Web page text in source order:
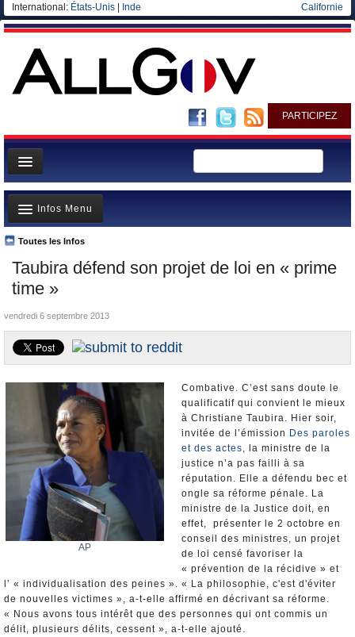
International: États-Unis Inde Californie
PARTICIPEZ
Page d'accueil
Infos
Gouvernement
Ministères/Directions
Blog
Elections européennes
Taubira défend son projet de loi en « prime
time »
Toutes les Infos
Infos Menu
A la Une
Polémiques
La France et le Monde
Nominations et Démissions
Elections européennes
Infos insolites
vendredi 6 septembre 2013
AP
Combative. C’est sans doute le
qualificatif qui convient le mieux
à Christiane Taubira. Hier soir,
invitée de l’émission Des paroles
et des actes, la ministre de la
justice n’a pas failli à sa
réputation. Elle a défendu bec et
ongle sa réforme pénale. La
ministre de la Justice doit, en
effet, présenter le 2 octobre en
conseil des ministres, un projet
de loi censé favoriser la
« prévention de la récidive » et
l’ « individualisation des peines ». « La philosophie, c'est d'éviter
de nouvelles victimes », a-t-elle affirmé en décrivant sa réforme.
« Nous avons tous intérêt que des personnes qui ont commis un
délit, plusieurs délits, cessent », a-t-elle ajouté.